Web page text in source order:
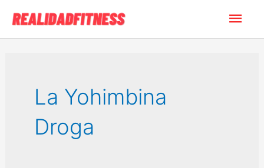
contenido
La Yohimbina
Droga